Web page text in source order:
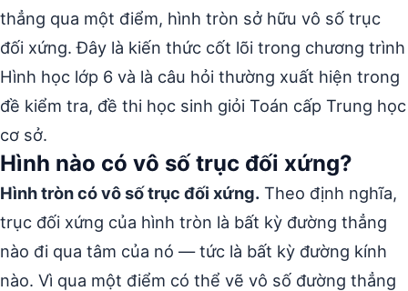
thẳng qua một điểm, hình tròn sở hữu vô số trục
đối xứng. Đây là kiến thức cốt lõi trong chương trình
Hình học lớp 6 và là câu hỏi thường xuất hiện trong
đề kiểm tra, đề thi học sinh giỏi Toán cấp Trung học
cơ sở.
Hình nào có vô số trục đối xứng?
Hình tròn có vô số trục đối xứng. Theo định nghĩa,
trục đối xứng của hình tròn là bất kỳ đường thẳng
nào đi qua tâm của nó — tức là bất kỳ đường kính
nào. Vì qua một điểm có thể vẽ vô số đường thẳng